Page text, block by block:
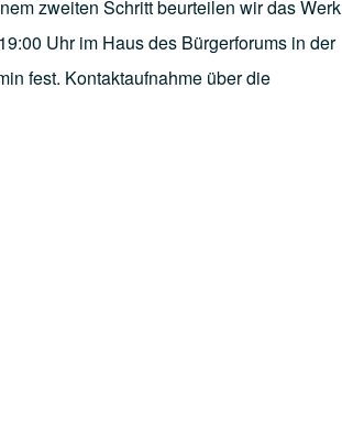
zweiten Schritt beurteilen wir das Werk
Uhr im Haus des Bürger­forums in der
fest. Kontaktaufnahme über die